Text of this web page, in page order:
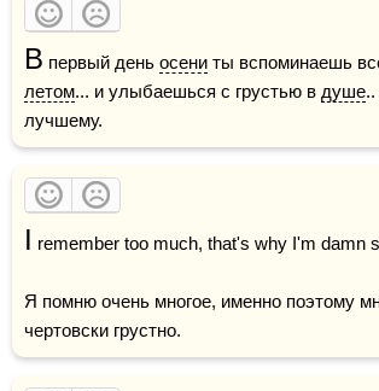
В первый день осени
летом... и улыбаешься с грустью в душе
лучшему.
I remember too much, that's why I'm damn
Я помню очень многое, именно поэтому
чертовски грустно.